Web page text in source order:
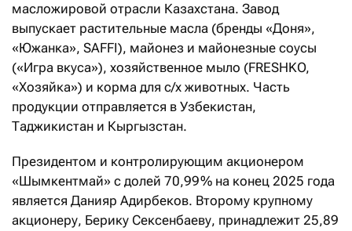
масложировой отрасли Казахстана. Завод
выпускает растительные масла (бренды «Доня»,
«Южанка», SAFFI), майонез и майонезные соусы
(«Игра вкуса»), хозяйственное мыло (FRESHKO,
«Хозяйка») и корма для с/х животных. Часть
продукции отправляется в Узбекистан,
Таджикистан и Кыргызстан.
Президентом и контролирующим акционером
«Шымкентмай» с долей 70,99 % на конец 2025 года
является Данияр Адирбеков. Второму крупному
акционеру, Берику Сексенбаеву, принадлежит 25,89